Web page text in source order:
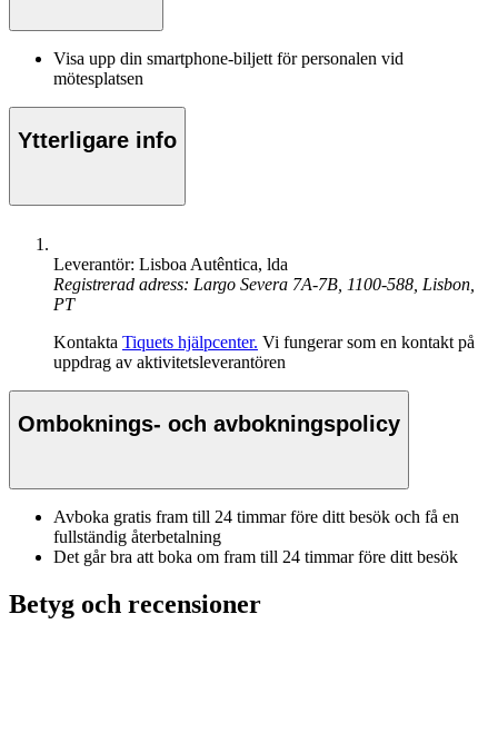
Visa upp din smartphone-biljett för personalen vid
mötesplatsen
Ytterligare info
Leverantör: Lisboa Autêntica, lda
Registrerad adress: Largo Severa 7A-7B, 1100-588, Lisbon,
PT
Kontakta Tiquets hjälpcenter. Vi fungerar som en kontakt på
uppdrag av aktivitetsleverantören
Omboknings- och avbokningspolicy
Avboka gratis fram till 24 timmar före ditt besök och få en
fullständig återbetalning
Det går bra att boka om fram till 24 timmar före ditt besök
Betyg och recensioner